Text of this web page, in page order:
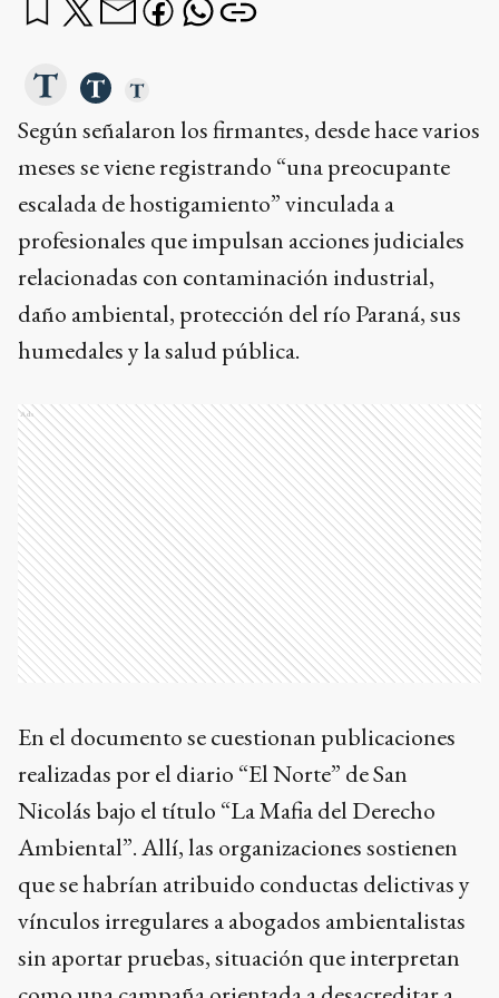
Según señalaron los firmantes, desde hace varios
meses se viene registrando “una preocupante
escalada de hostigamiento” vinculada a
profesionales que impulsan acciones judiciales
relacionadas con contaminación industrial,
daño ambiental, protección del río Paraná, sus
humedales y la salud pública.
Ads
En el documento se cuestionan publicaciones
realizadas por el diario “El Norte” de San
Nicolás bajo el título “La Mafia del Derecho
Ambiental”. Allí, las organizaciones sostienen
que se habrían atribuido conductas delictivas y
vínculos irregulares a abogados ambientalistas
sin aportar pruebas, situación que interpretan